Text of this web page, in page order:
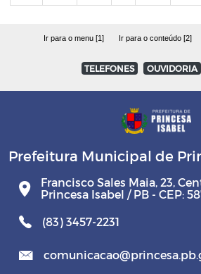
Ir para o menu [1] Ir para o conteúdo [2]
TELEFONES OUVIDORIA
Prefeitura Municipal de
Francisco Sales Maia, 23,
Princesa Isabel / PB - CEP:
(83) 3457-2231